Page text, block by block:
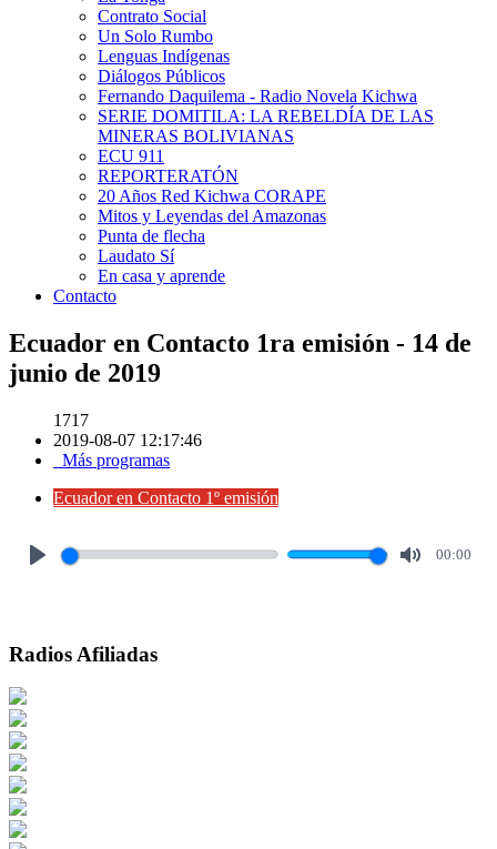
Contrato Social
Un Solo Rumbo
Lenguas Indígenas
Diálogos Públicos
Fernando Daquilema - Radio Novela Kichwa
SERIE DOMITILA: LA REBELDÍA DE LAS
MINERAS BOLIVIANAS
ECU 911
REPORTERATÓN
20 Años Red Kichwa CORAPE
Mitos y Leyendas del Amazonas
Punta de flecha
Laudato Sí
En casa y aprende
Contacto
Ecuador en Contacto 1ra emisión - 14 de
junio de 2019
1717
2019-08-07 12:17:46
Más programas
Ecuador en Contacto 1º emisión
00:00
Radios Afiliadas